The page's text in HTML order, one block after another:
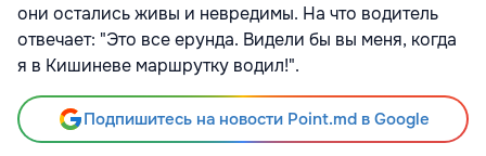
они остались живы и невредимы. На что водитель
отвечает: "Это все ерунда. Видели бы вы меня, когда
я в Кишиневе маршрутку водил!".
Подпишитесь на новости Point.md в Google